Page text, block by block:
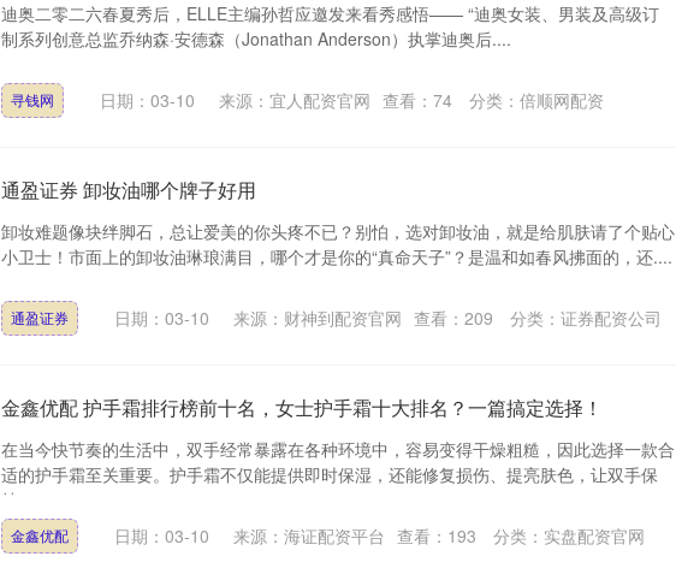
迪奥二零二六春夏秀后，ELLE主编孙哲应邀发来看秀感悟—— “迪奥女装、男装及高级订
制系列创意总监乔纳森·安德森（Jonathan Anderson）执掌迪奥后....
寻钱网 日期：03-10 来源：宜人配资官网 查看： 74 分类： 倍顺网配资
通盈证券 卸妆油哪个牌子好用
卸妆难题像块绊脚石，总让爱美的你头疼不已？别怕，选对卸妆油，就是给肌肤请了个贴心
小卫士！市面上的卸妆油琳琅满目，哪个才是你的“真命天子”？是温和如春风拂面的，还....
通盈证券 日期：03-10 来源：财神到配资官网 查看： 209 分类： 证券配资公司
金鑫优配 护手霜排行榜前十名，女士护手霜十大排名？一篇搞定选择！
在当今快节奏的生活中，双手经常暴露在各种环境中，容易变得干燥粗糙，因此选择一款合
适的护手霜至关重要。护手霜不仅能提供即时保湿，还能修复损伤、提亮肤色，让双手保
持....
金鑫优配 日期：03-10 来源：海证配资平台 查看： 193 分类： 实盘配资官网